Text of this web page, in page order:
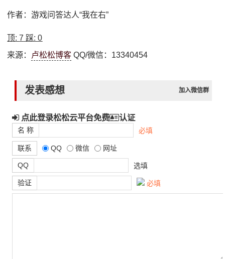
作者：游戏问答达人“我在右”
顶: 7 踩:0
来源： 卢松松博客 QQ/微信：13340454
发表感想 加入微信群
点此登录松松云平台免费 认证
名 称 必填
联系 QQ 微信 网址
QQ 选填
验证 必填